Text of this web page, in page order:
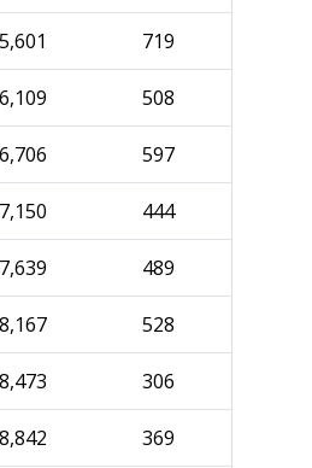
719
508
597
444
489
528
306
369